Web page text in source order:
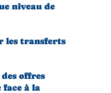
niveau de
les transferts
offres
à la